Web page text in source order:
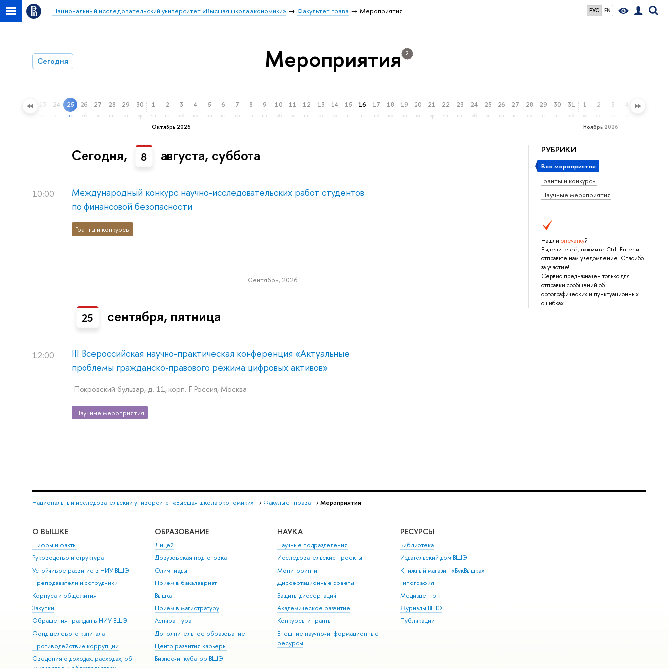
РУС EN
Национальный исследовательский университет «Высшая школа экономики» Факультет права Мероприятия
Сегодня Мероприятия 2
22 23 24 25
пт
26
сб
27
вс
28
пн
29
вт
30
ср
Октябрь 2026
1
чт
2
пт
3
сб
4
вс
5
пн
6
вт
7
ср
8
чт
9
пт
10
сб
11
вс
12
пн
13
вт
14
ср
15
чт
16
пт
17
сб
18
вс
19
пн
20
вт
21
ср
22
чт
23
пт
24
сб
25
вс
26
пн
27
вт
28
ср
29
чт
30
пт
31
сб
Ноябрь 2026
1
вс
2 3 5
РУБРИКИ
Все мероприятия
Гранты и конкурсы
Научные мероприятия
Нашли опечатку?
Выделите её, нажмите Ctrl+Enter и
отправьте нам уведомление. Спасибо
за участие!
Сервис предназначен только для
отправки сообщений об
орфографических и пунктуационных
ошибках.
Сегодня, 8 августа, суббота
10:00
Международный конкурс научно-исследовательских работ студентов
по финансовой безопасности
Гранты и конкурсы
Сентябрь, 2026
25 сентября, пятница
12:00
III Всероссийская научно-практическая конференция «Актуальные
проблемы гражданско-правового режима цифровых активов»
Покровский бульвар, д. 11, корп. F Россия, Москва
Научные мероприятия
Национальный исследовательский университет «Высшая школа экономики» → Факультет права→ Мероприятия
О ВЫШКЕ
Цифры и факты
Руководство и структура
Устойчивое развитие в НИУ ВШЭ
Преподаватели и сотрудники
Корпуса и общежития
Закупки
Обращения граждан в НИУ ВШЭ
Фонд целевого капитала
Противодействие коррупции
Сведения о доходах, расходах, об
ОБРАЗОВАНИЕ
Лицей
Довузовская подготовка
Олимпиады
Прием в бакалавриат
Вышка+
Прием в магистратуру
Аспирантура
Дополнительное образование
Центр развития карьеры
Бизнес-инкубатор ВШЭ
НАУКА
Научные подразделения
Исследовательские проекты
Мониторинги
Диссертационные советы
Защиты диссертаций
Академическое развитие
Конкурсы и гранты
Внешние научно-информационные
ресурсы
РЕСУРСЫ
Библиотека
Издательский дом ВШЭ
Книжный магазин «БукВышка»
Типография
Медиацентр
Журналы ВШЭ
Публикации